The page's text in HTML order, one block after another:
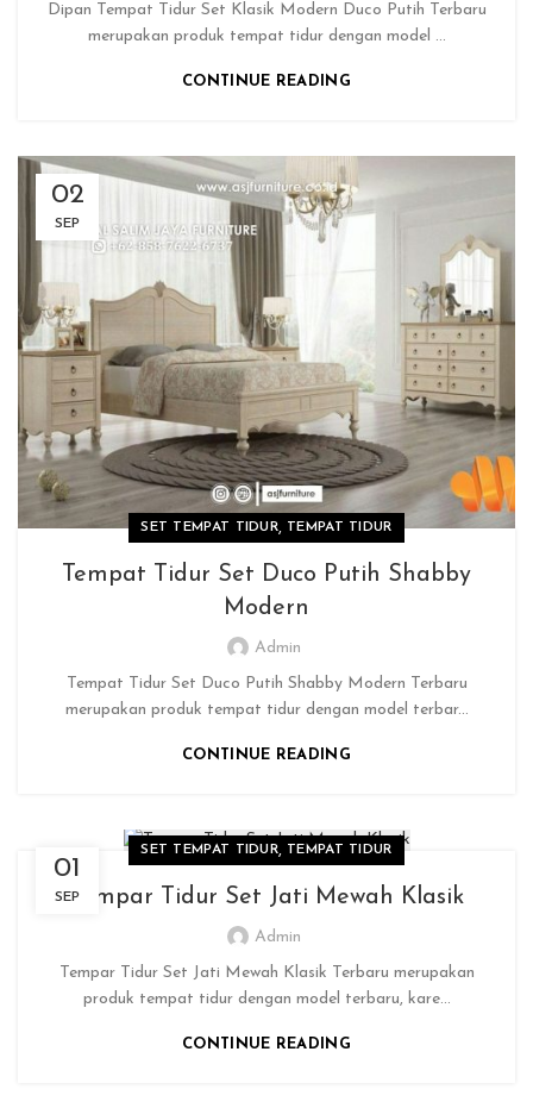
Dipan Tempat Tidur Set Klasik Modern Duco Putih Terbaru
merupakan produk tempat tidur dengan model ...
CONTINUE READING
02
SEP
SET TEMPAT TIDUR, TEMPAT TIDUR
Tempat Tidur Set Duco Putih Shabby
Modern
Admin
Tempat Tidur Set Duco Putih Shabby Modern Terbaru
merupakan produk tempat tidur dengan model terbar...
CONTINUE READING
01
SEP
SET TEMPAT TIDUR, TEMPAT TIDUR
Tempar Tidur Set Jati Mewah Klasik
Admin
Tempar Tidur Set Jati Mewah Klasik Terbaru merupakan
produk tempat tidur dengan model terbaru, kare...
CONTINUE READING